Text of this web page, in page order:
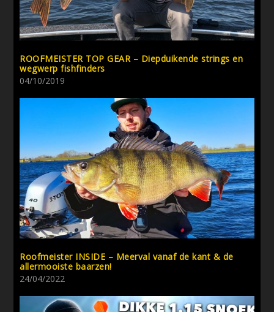
ROOFMEISTER TOP GEAR – Diepduikende strings en
wegwerp fishfinders
04/10/2019
Roofmeister INSIDE – Meerval vanaf de kant & de
allermooiste baarzen!
24/04/2022